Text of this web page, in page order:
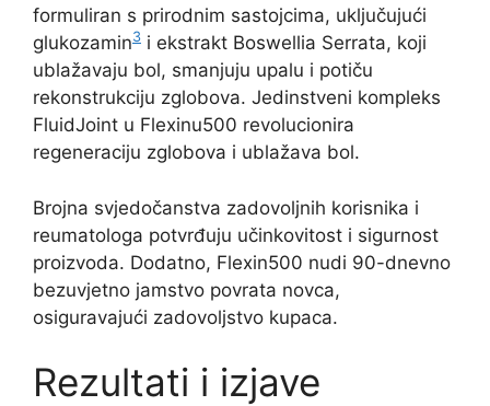
formuliran s prirodnim sastojcima, uključujući
glukozamin3 i ekstrakt Boswellia Serrata, koji
ublažavaju bol, smanjuju upalu i potiču
rekonstrukciju zglobova. Jedinstveni kompleks
FluidJoint u Flexinu500 revolucionira
regeneraciju zglobova i ublažava bol.
Brojna svjedočanstva zadovoljnih korisnika i
reumatologa potvrđuju učinkovitost i sigurnost
proizvoda. Dodatno, Flexin500 nudi 90-dnevno
bezuvjetno jamstvo povrata novca,
osiguravajući zadovoljstvo kupaca.
Rezultati i izjave